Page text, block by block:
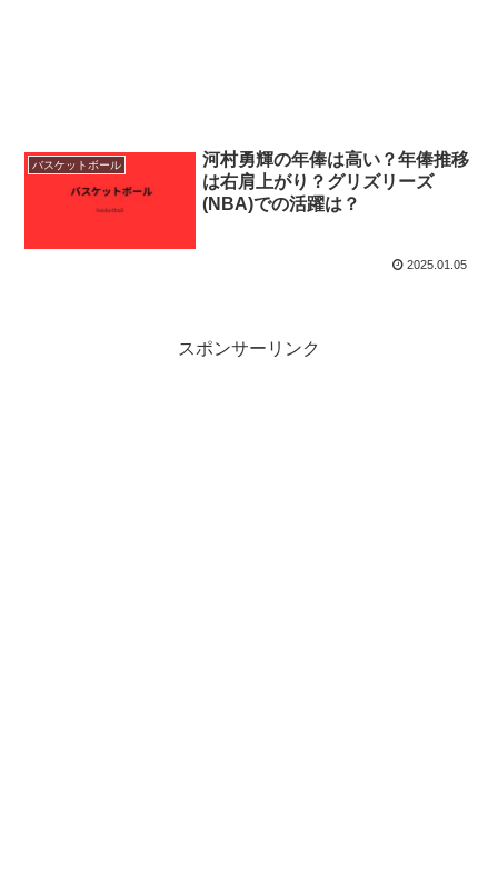
バスケットボール
河村勇輝の年俸は高い？年俸推移
は右肩上がり？グリズリーズ
(NBA)での活躍は？
2025.01.05
スポンサーリンク